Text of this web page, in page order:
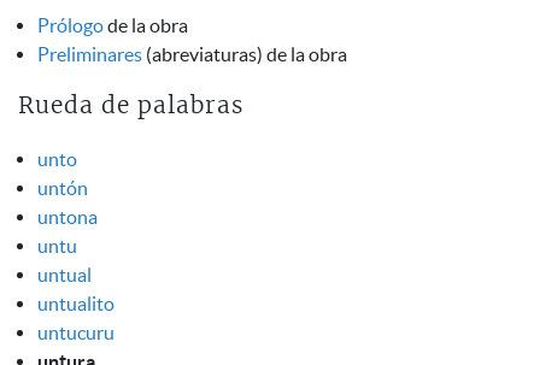
Prólogode la obra
Preliminares (abreviaturas) de la obra
Rueda de palabras
unto
untón
untona
untu
untual
untualito
untucuru